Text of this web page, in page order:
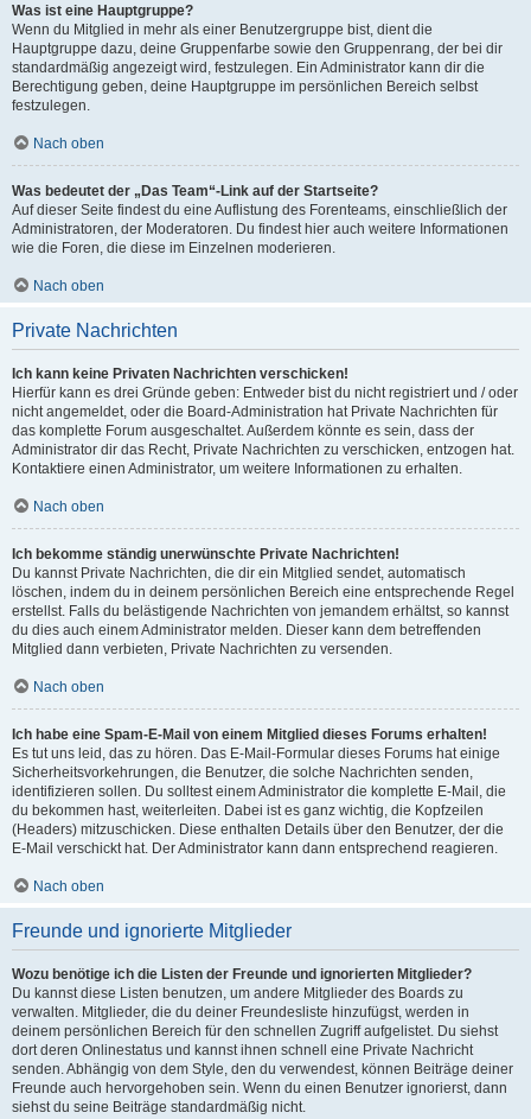
Was ist eine Hauptgruppe?
Wenn du Mitglied in mehr als einer Benutzergruppe bist, dient die
Hauptgruppe dazu, deine Gruppenfarbe sowie den Gruppenrang, der bei dir
standardmäßig angezeigt wird, festzulegen. Ein Administrator kann dir die
Berechtigung geben, deine Hauptgruppe im persönlichen Bereich selbst
festzulegen.
Nach oben
Was bedeutet der „Das Team“-Link auf der Startseite?
Auf dieser Seite findest du eine Auflistung des Forenteams, einschließlich der
Administratoren, der Moderatoren. Du findest hier auch weitere Informationen
wie die Foren, die diese im Einzelnen moderieren.
Nach oben
Private Nachrichten
Ich kann keine Privaten Nachrichten verschicken!
Hierfür kann es drei Gründe geben: Entweder bist du nicht registriert und / oder
nicht angemeldet, oder die Board-Administration hat Private Nachrichten für
das komplette Forum ausgeschaltet. Außerdem könnte es sein, dass der
Administrator dir das Recht, Private Nachrichten zu verschicken, entzogen hat.
Kontaktiere einen Administrator, um weitere Informationen zu erhalten.
Nach oben
Ich bekomme ständig unerwünschte Private Nachrichten!
Du kannst Private Nachrichten, die dir ein Mitglied sendet, automatisch
löschen, indem du in deinem persönlichen Bereich eine entsprechende Regel
erstellst. Falls du belästigende Nachrichten von jemandem erhältst, so kannst
du dies auch einem Administrator melden. Dieser kann dem betreffenden
Mitglied dann verbieten, Private Nachrichten zu versenden.
Nach oben
Ich habe eine Spam-E-Mail von einem Mitglied dieses Forums erhalten!
Es tut uns leid, das zu hören. Das E-Mail-Formular dieses Forums hat einige
Sicherheitsvorkehrungen, die Benutzer, die solche Nachrichten senden,
identifizieren sollen. Du solltest einem Administrator die komplette E-Mail, die
du bekommen hast, weiterleiten. Dabei ist es ganz wichtig, die Kopfzeilen
(Headers) mitzuschicken. Diese enthalten Details über den Benutzer, der die
E-Mail verschickt hat. Der Administrator kann dann entsprechend reagieren.
Nach oben
Freunde und ignorierte Mitglieder
Wozu benötige ich die Listen der Freunde und ignorierten Mitglieder?
Du kannst diese Listen benutzen, um andere Mitglieder des Boards zu
verwalten. Mitglieder, die du deiner Freundesliste hinzufügst, werden in
deinem persönlichen Bereich für den schnellen Zugriff aufgelistet. Du siehst
dort deren Onlinestatus und kannst ihnen schnell eine Private Nachricht
senden. Abhängig von dem Style, den du verwendest, können Beiträge deiner
Freunde auch hervorgehoben sein. Wenn du einen Benutzer ignorierst, dann
siehst du seine Beiträge standardmäßig nicht.